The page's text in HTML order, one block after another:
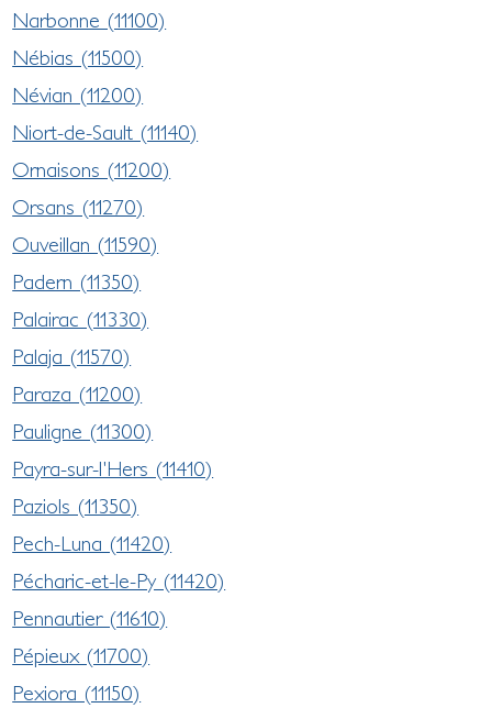
Narbonne (11100)
Nébias (11500)
Névian (11200)
Niort-de-Sault (11140)
Ornaisons (11200)
Orsans (11270)
Ouveillan (11590)
Padern (11350)
Palairac (11330)
Palaja (11570)
Paraza (11200)
Pauligne (11300)
Payra-sur-l'Hers (11410)
Paziols (11350)
Pech-Luna (11420)
Pécharic-et-le-Py (11420)
Pennautier (11610)
Pépieux (11700)
Pexiora (11150)